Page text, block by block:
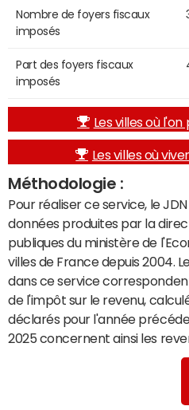
Nombre de foyers fiscaux
imposés
Part des foyers fiscaux
imposés
Les villes où l'on
Les villes où
Méthodologie :
Pour réaliser ce service, le
données produites par la
publiques du ministère de
villes de France depuis 2004.
dans ce service
de l'impôt sur le revenu,
déclarés pour l'année
2025 concernent ainsi les